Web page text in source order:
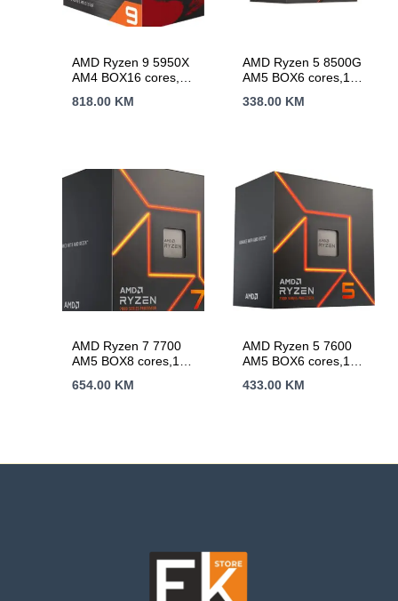
AMD Ryzen 9 5950X
AM4 BOX16 cores,32
L3,105W,bez
818.00 KM
AMD Ryzen 5 8500G
AM5 BOX6 cores,12
L3,65W
338.00 KM
AMD Ryzen 7 7700
AM5 BOX8 cores,16
L3,65W
654.00 KM
AMD Ryzen 5 7600
AM5 BOX6 cores,12
L3,65W
433.00 KM